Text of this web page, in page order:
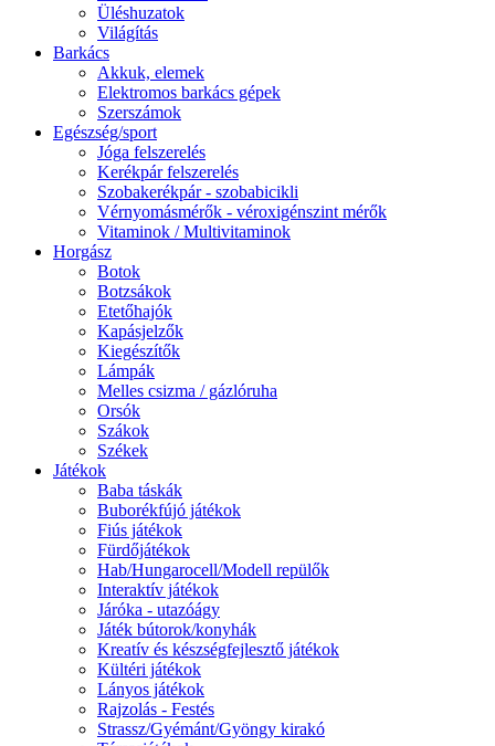
Üléshuzatok
Világítás
Barkács
Akkuk, elemek
Elektromos barkács gépek
Szerszámok
Egészség/sport
Jóga felszerelés
Kerékpár felszerelés
Szobakerékpár - szobabicikli
Vérnyomásmérők - véroxigénszint mérők
Vitaminok / Multivitaminok
Horgász
Botok
Botzsákok
Etetőhajók
Kapásjelzők
Kiegészítők
Lámpák
Melles csizma / gázlóruha
Orsók
Szákok
Székek
Játékok
Baba táskák
Buborékfújó játékok
Fiús játékok
Fürdőjátékok
Hab/Hungarocell/Modell repülők
Interaktív játékok
Járóka - utazóágy
Játék bútorok/konyhák
Kreatív és készségfejlesztő játékok
Kültéri játékok
Lányos játékok
Rajzolás - Festés
Strassz/Gyémánt/Gyöngy kirakó